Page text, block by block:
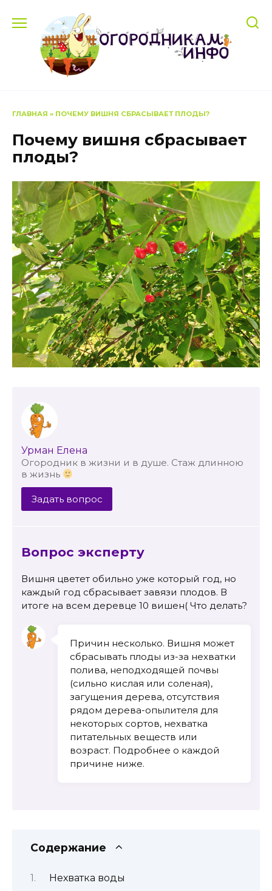
содержанию
ГЛАВНАЯ » ПОЧЕМУ ВИШНЯ СБРАСЫВАЕТ ПЛОДЫ?
Почему вишня сбрасывает
плоды?
Урман Елена
Огородник в жизни и в душе. Стаж длинною
в жизнь
Задать вопрос
Вопрос эксперту
Вишня цветет обильно уже который год, но
каждый год сбрасывает завязи плодов. В
итоге на всем деревце 10 вишен( Что делать?
Причин несколько. Вишня может
сбрасывать плоды из-за нехватки
полива, неподходящей почвы
(сильно кислая или соленая),
загущения дерева, отсутствия
рядом дерева-опылителя для
некоторых сортов, нехватка
питательных веществ или
возраст. Подробнее о каждой
причине ниже.
Содержание
Нехватка воды